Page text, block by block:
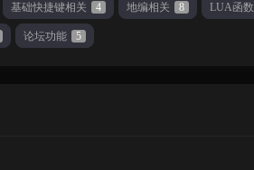
基础快捷键相关 4 地编相关 8 LUA函数
论坛功能 5